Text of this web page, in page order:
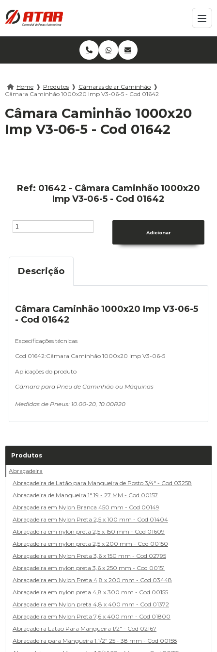
Home ❱ Produtos ❱ Câmaras de ar Caminhão ❱
Câmara Caminhão 1000x20 Imp V3-06-5 - Cod 01642
Câmara Caminhão 1000x20
Imp V3-06-5 - Cod 01642
Ref: 01642 - Câmara Caminhão 1000x20
Imp V3-06-5 - Cod 01642
Descrição
Câmara Caminhão 1000x20 Imp V3-06-5
- Cod 01642
Especificações técnicas
Cod 01642:Câmara Caminhão 1000x20 Imp V3-06-5
Aplicações do produto
Câmara para Pneu de Caminhão ou Máquinas
Medidas de Pneus: 10.00-20, 10.00R20
Produtos
Abraçadeira
Abraçadeira de Latão para Mangueira de Posto 3/4" - Cod 03258
Abracadeira de Mangueira 1" 19 - 27 MM - Cod 00157
Abraçadeira em Nylon Branca 450 mm - Cod 00149
Abraçadeira em Nylon Preta 2,5 x 100 mm - Cod 01404
Abraçadeira em nylon preta 2,5 x 150 mm - Cod 01609
Abraçadeira em nylon preta 2,5 x 200 mm - Cod 00150
Abraçadeira em Nylon Preta 3,6 x 150 mm - Cod 02795
Abraçadeira em nylon preta 3,6 x 250 mm - Cod 00151
Abraçadeira em Nylon Preta 4,8 x 200 mm - Cod 03448
Abraçadeira em nylon preta 4,8 x 300 mm - Cod 00155
Abraçadeira em Nylon preta 4,8 x 400 mm - Cod 01372
Abraçadeira em Nylon Preta 7,6 x 400 mm - Cod 01800
Abraçadeira Latão Para Mangueira 1/2" - Cod 02167
Abracadeira para Mangueira 1.1/2" 25 - 38 mm - Cod 00158